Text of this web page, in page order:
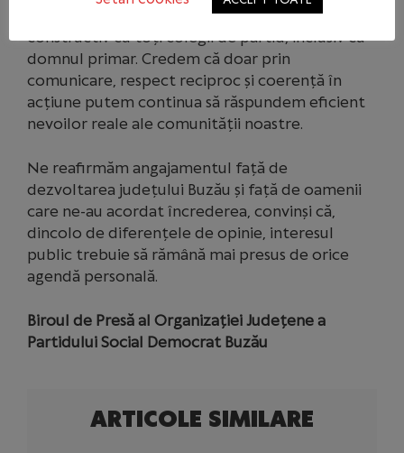
PSD Buzău rămâne deschis unui dialog sincer și
constructiv cu toți colegii de partid, inclusiv cu
domnul primar. Credem că doar prin
comunicare, respect reciproc și coerență în
acțiune putem continua să răspundem eficient
nevoilor reale ale comunității noastre.
Ne reafirmăm angajamentul față de
dezvoltarea județului Buzău și față de oamenii
care ne-au acordat încrederea, convinși că,
dincolo de diferențele de opinie, interesul
public trebuie să rămână mai presus de orice
agendă personală.
Biroul de Presă al Organizației Județene a
Partidului Social Democrat Buzău
ARTICOLE SIMILARE